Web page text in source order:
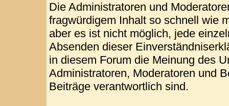
Die Administratoren und
fragwürdigem Inhalt so schnell wie
aber es ist nicht möglich, jede
Absenden dieser
in diesem Forum die Meinung des
Administratoren, Moderatoren und
Beiträge verantwortlich sind.